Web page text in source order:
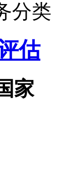
分类
估
家